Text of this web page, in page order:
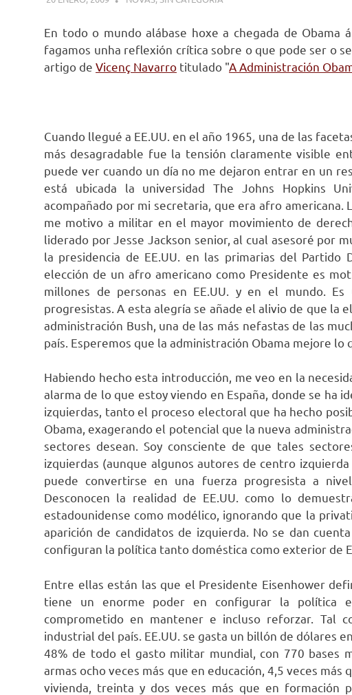
En todo o mundo alábase hoxe a chegada de Obama
fagamos unha reflexión crítica sobre o que pode ser o
artigo de Vicenç Navarro titulado "A Administración
Cuando llegué a EE.UU. en el año 1965, una de las
más desagradable fue la tensión claramente visible
puede ver cuando un día no me dejaron entrar en un
está ubicada la universidad The Johns Hopkins
acompañado por mi secretaria, que era afro americana.
me motivo a militar en el mayor movimiento de
liderado por Jesse Jackson senior, al cual asesoré por
la presidencia de EE.UU. en las primarias del
elección de un afro americano como Presidente es
millones de personas en EE.UU. y en el mundo.
progresistas. A esta alegría se añade el alivio de que la
administración Bush, una de las más nefastas de las
país. Esperemos que la administración Obama mejore lo
Habiendo hecho esta introducción, me veo en la
alarma de lo que estoy viendo en España, donde se ha
izquierdas, tanto el proceso electoral que ha hecho
Obama, exagerando el potencial que la nueva
sectores desean. Soy consciente de que tales
izquierdas (aunque algunos autores de centro
puede convertirse en una fuerza progresista a
Desconocen la realidad de EE.UU. como lo
estadounidense como modélico, ignorando que la
aparición de candidatos de izquierda. No se dan
configuran la política tanto doméstica como exterior de
Entre ellas están las que el Presidente Eisenhower
tiene un enorme poder en configurar la política
comprometido en mantener e incluso reforzar. Tal
industrial del país. EE.UU. se gasta un billón de dólares
48% de todo el gasto militar mundial, con 770 bases
armas ocho veces más que en educación, 4,5 veces
vivienda, treinta y dos veces más que en formación